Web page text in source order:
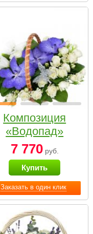
Заказать в один клик
Композиция
«Водопад»
7 770руб.
Купить